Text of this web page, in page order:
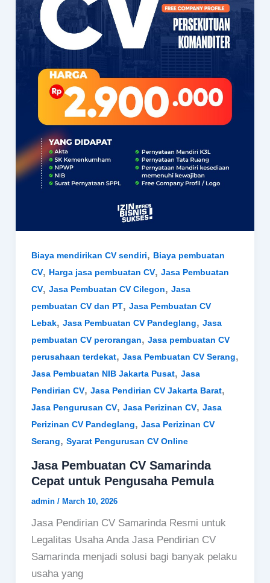
Biaya mendirikan CV sendiri, Biaya pembuatan
CV, Harga jasa pembuatan CV, Jasa Pembuatan
CV, Jasa Pembuatan CV Cilegon, Jasa
pembuatan CV dan PT, Jasa Pembuatan CV
Lebak, Jasa Pembuatan CV Pandeglang, Jasa
pembuatan CV perorangan, Jasa pembuatan CV
perusahaan terdekat, Jasa Pembuatan CV Serang,
Jasa Pembuatan NIB Jakarta Pusat, Jasa
Pendirian CV, Jasa Pendirian CV Jakarta Barat,
Jasa Pengurusan CV, Jasa Perizinan CV, Jasa
Perizinan CV Pandeglang, Jasa Perizinan CV
Serang, Syarat Pengurusan CV Online
Jasa Pembuatan CV Samarinda
Cepat untuk Pengusaha Pemula
admin / March 10, 2026
Jasa Pendirian CV Samarinda Resmi untuk
Legalitas Usaha Anda Jasa Pendirian CV
Samarinda menjadi solusi bagi banyak pelaku
usaha yang